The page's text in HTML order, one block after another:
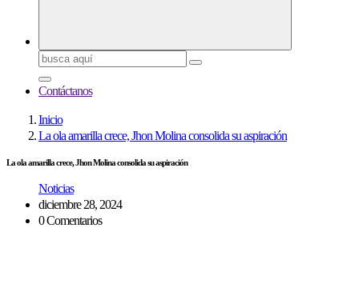
Buscar:
Contáctanos
Inicio
La ola amarilla crece, Jhon Molina consolida su aspiración
La ola amarilla crece, Jhon Molina consolida su aspiración
Noticias
diciembre 28, 2024
0 Comentarios